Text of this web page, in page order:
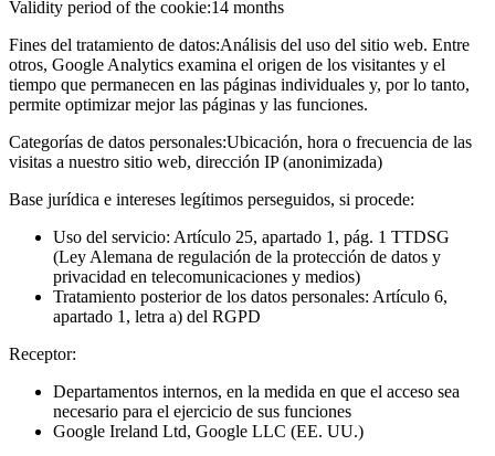
Validity period of the cookie:14 months
Fines del tratamiento de datos:Análisis del uso del sitio web. Entre
otros, Google Analytics examina el origen de los visitantes y el
tiempo que permanecen en las páginas individuales y, por lo tanto,
permite optimizar mejor las páginas y las funciones.
Categorías de datos personales:Ubicación, hora o frecuencia de las
visitas a nuestro sitio web, dirección IP (anonimizada)
Base jurídica e intereses legítimos perseguidos, si procede:
Uso del servicio: Artículo 25, apartado 1, pág. 1 TTDSG
(Ley Alemana de regulación de la protección de datos y
privacidad en telecomunicaciones y medios)
Tratamiento posterior de los datos personales: Artículo 6,
apartado 1, letra a) del RGPD
Receptor:
Departamentos internos, en la medida en que el acceso sea
necesario para el ejercicio de sus funciones
Google Ireland Ltd, Google LLC (EE. UU.)